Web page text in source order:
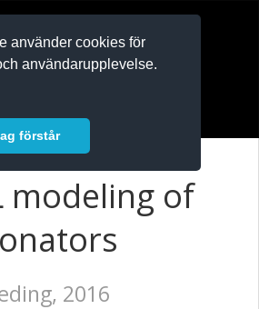
använder cookies för
användarupplevelse.
förstår
modeling of
2016